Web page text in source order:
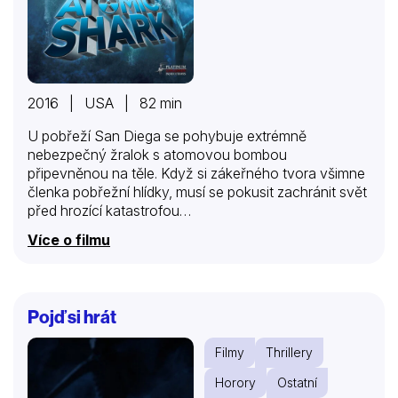
2016 | USA | 82 min
U pobřeží San Diega se pohybuje extrémně
nebezpečný žralok s atomovou bombou
připevněnou na těle. Když si zákeřného tvora všimne
členka pobřežní hlídky, musí se pokusit zachránit svět
před hrozící katastrofou…
Více o filmu
Pojď si hrát
Filmy
Thrillery
Horory
Ostatní